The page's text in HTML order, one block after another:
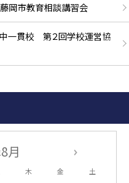
藤岡市教育相談講習会
中一貫校 第２回学校運営協
8月
木 金 土